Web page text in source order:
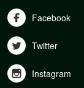
Facebook
Twitter
Instagram